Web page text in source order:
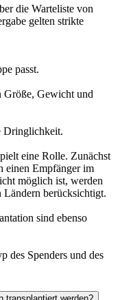
die Warteliste von
gelten strikte
passt.
Größe, Gewicht und
Dringlichkeit.
eine Rolle. Zunächst
einen Empfänger im
möglich ist, werden
Ländern berücksichtigt.
sind ebenso
des Spenders und des